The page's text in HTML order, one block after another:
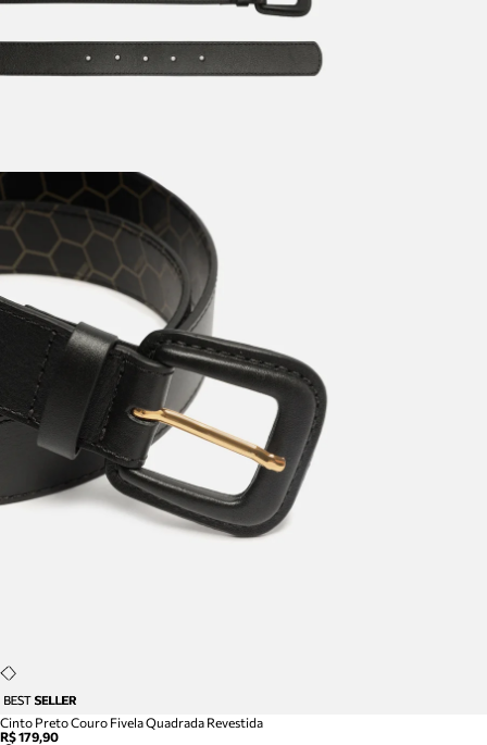
Cinto Preto Couro Fivela Quadrada Revestida
R$ 179,90